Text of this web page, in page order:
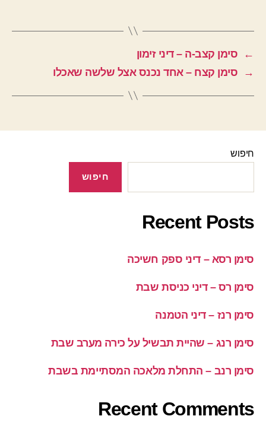
←
סימן קצב-ה – דיני זימון
→
סימן קצח – אחד נכנס אצל שלשה שאכלו
חיפוש
חיפוש
Recent Posts
סימן רסא – דיני ספק חשיכה
סימן רס – דיני כניסת שבת
סימן רנז – דיני הטמנה
סימן רנג – שהיית תבשיל על כירה מערב שבת
סימן רנב – התחלת מלאכה המסתיימת בשבת
Recent Comments